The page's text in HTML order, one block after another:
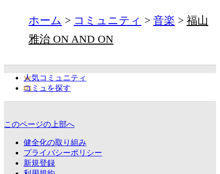
ホーム コミュニティ 音楽
福山
雅治 ON AND ON
人気コミュニティ
コミュを探す
このページの上部へ
健全化の取り組み
プライバシーポリシー
新規登録